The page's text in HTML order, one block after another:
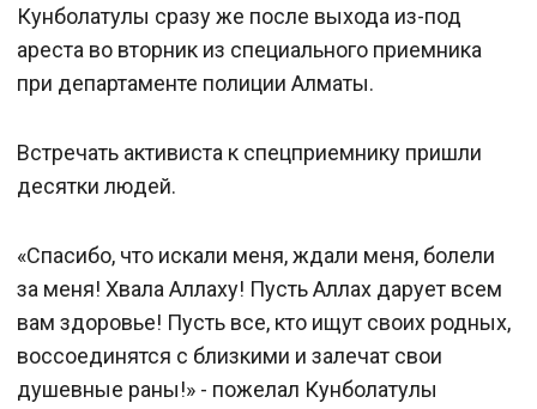
Кунболатулы сразу же после выхода из-под
ареста во вторник из специального приемника
при департаменте полиции Алматы.
Встречать активиста к спецприемнику пришли
десятки людей.
«Спасибо, что искали меня, ждали меня, болели
за меня! Хвала Аллаху! Пусть Аллах дарует всем
вам здоровье! Пусть все, кто ищут своих родных,
воссоединятся с близкими и залечат свои
душевные раны!» - пожелал Кунболатулы